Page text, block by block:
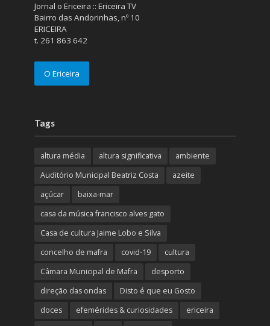
Jornal o Ericeira :: Ericeira TV
Bairro das Andorinhas, nº 10
ERICEIRA
t. 261 863 642
O Ericeira
Tags
altura média altura significativa
ambiente
Auditório Municipal Beatriz Costa
azeite
açúcar
baixa-mar
casa da música francisco alves gato
Casa de cultura Jaime Lobo e Silva
concelho de mafra
covid-19
cultura
Câmara Municipal de Mafra
desporto
direção das ondas
Disto é que eu Gosto
doces
efemérides & curiosidades
ericeira